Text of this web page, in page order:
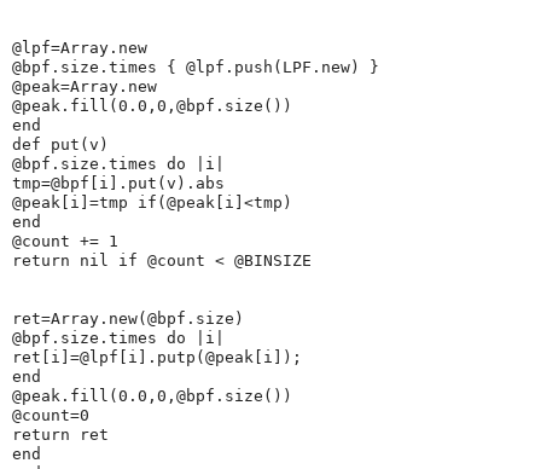
@lpf=Array .new
@bpf .size.times { @lpf .push( LPF .new) }
@peak=Array .new
@peak .fill( 0.0 , 0 , @bpf .size())
end
def put (v)
@bpf .size.times do i
tmp=@bpf [i].put(v).abs
@peak [i]=tmp if ( @peak [i]<tmp)
end
@count += 1
return
nil if @count < @BINSIZE
ret=Array .new( @bpf .size)
@bpf .size.times do i
ret[i]=@lpf [i].putp( @peak [i]);
end
@peak .fill( 0.0 , 0 , @bpf .size())
@count=0
return ret
end